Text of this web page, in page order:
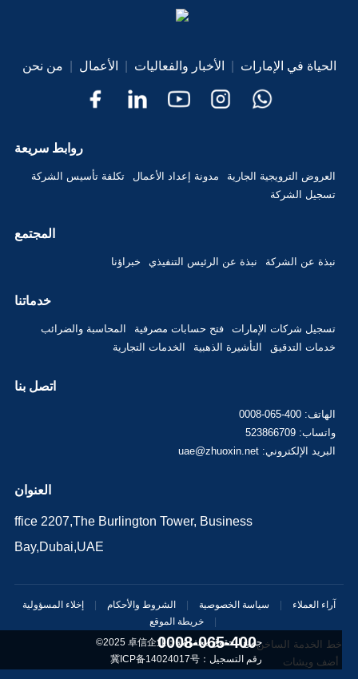
من نحن الأعمال الأخبار والفعاليات الحياة في الإمارات
روابط سريعة
العروض الترويجية الجارية مدونة إعداد الأعمال
تكلفة تأسيس الشركة
تسجيل الشركة
المجتمع
نبذة عن الشركة نبذة عن الرئيس التنفيذي خبراؤنا
خدماتنا
تسجيل شركات الإمارات فتح حسابات مصرفية
المحاسبة والضرائب
خدمات التدقيق
التأشيرة الذهبية الخدمات التجارية
اتصل بنا
الهاتف: 400-065-0008
واتساب: 523866709
البريد الإلكتروني: uae@zhuoxin.net
العنوان
ffice 2207,The Burlington Tower, Business
Bay,Dubai,UAE
آراء العملاء سياسة الخصوصية الشروط والأحكام
إخلاء المسؤولية
خريطة الموقع
©2025 جميع الحقوق محفوظة：卓信企业
رقم التسجيل： 冀ICP备14024017号
خط الخدمة الساخن400-065-0008
أضف ويشات